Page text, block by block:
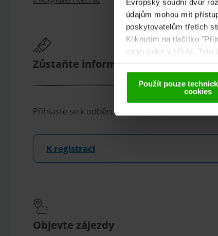
Evropský soudní dvůr
údajům mohou mít
poskytovatelům třetích
Kliknutím na tlačítko
stran (také v USA). Tyto
Použít pouze
cookies
Zůstaňte informováni!
Přihlaste se k odběru našeho bezplatného
K registraci
Objevte zájezdy